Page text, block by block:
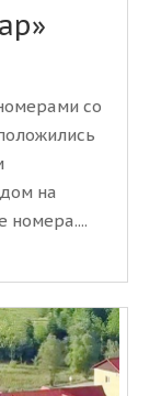
со
на
номера....